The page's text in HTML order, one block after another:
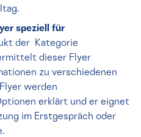
speziell für
der Kategorie
dieser Flyer
zu verschiedenen
werden
erklärt und er eignet
im Erstgespräch oder